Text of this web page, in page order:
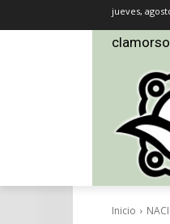
jueves,
Inicio